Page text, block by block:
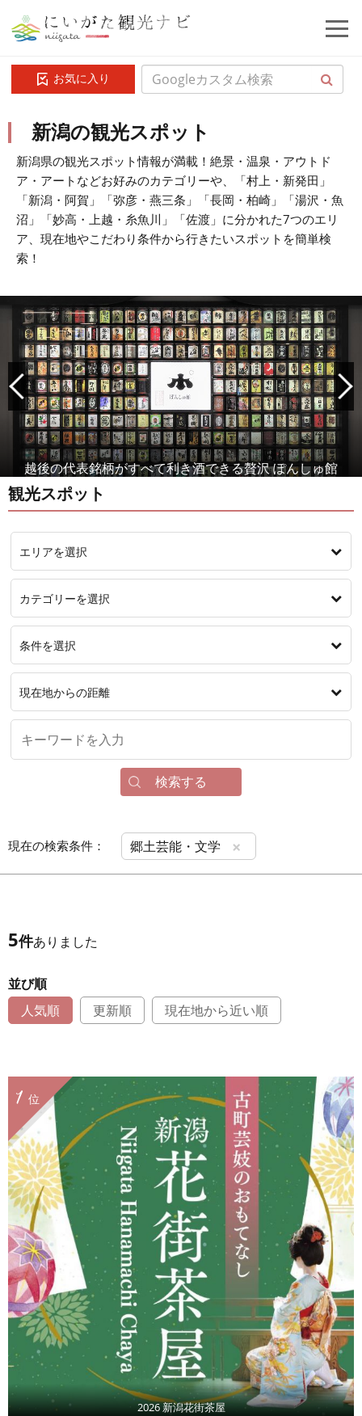
お気に入り
新潟の観光スポット
新潟県の観光スポット情報が満載！絶景・温泉・アウトド
ア・アートなどお好みのカテゴリーや、「村上・新発田」
「新潟・阿賀」「弥彦・燕三条」「長岡・柏崎」「湯沢・魚
沼」「妙高・上越・糸魚川」「佐渡」に分かれた7つのエリ
ア、現在地やこだわり条件から行きたいスポットを簡単検
索！
越後の代表銘柄がすべて利き酒できる贅沢 ぽんしゅ館
観光スポット
エリアを選択
カテゴリーを選択
条件を選択
現在地からの距離
検索する
現在の検索条件： 郷土芸能・文学 ×
5件ありました
並び順
人気順
更新順 現在地から近い順
位
1
2026 新潟花街茶屋